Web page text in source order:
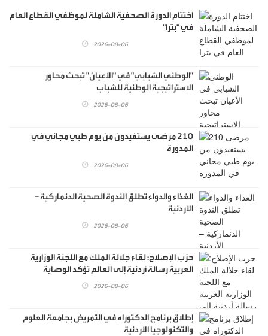
اختتام الدورة الصحفية الشاملة لموظفي القطاع العام
في "بترا"
2026-08-06
"الوطني الشبابي" في "الأعيان" تبحث محاور
الاستراتيجية الوطنية للشباب
2026-08-06
210 مرضى يستفيدون من يوم طبي مجاني في
المدورة
2026-08-06
الغذاء والدواء تطلق الندوة الصحية الدنماركية –
الأردنية
2026-08-06
حزب الإصلاح: لقاء جلالة الملك مع اللجنة الوزارية
العربية رسالة أردنية إلى العالم تؤكد الوصاية
2026-08-06
إطلاق برنامج الدكتوراه في التمريض بجامعة العلوم
والتكنولوجيا الأردنية